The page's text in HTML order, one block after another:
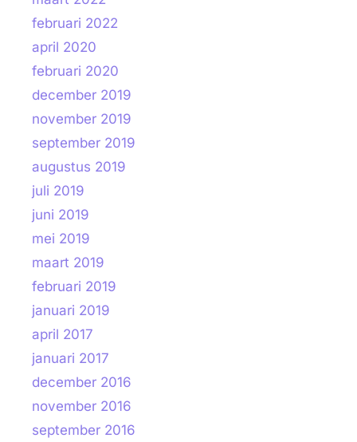
februari 2022
april 2020
februari 2020
december 2019
november 2019
september 2019
augustus 2019
juli 2019
juni 2019
mei 2019
maart 2019
februari 2019
januari 2019
april 2017
januari 2017
december 2016
november 2016
september 2016